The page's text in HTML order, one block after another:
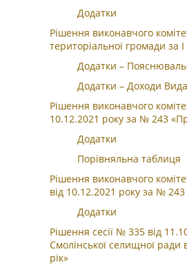
Додатки
Рішення виконавчого
територіальної громади за I
Додатки –
Додатки – Доходи
Рішення виконавчого
10.12.2021 року за № 243
Додатки
Порівняльна таблиця
Рішення виконавчого
від 10.12.2021 року за №
Додатки
Рішення сесії № 335 від
Смолінської селищної
рік»